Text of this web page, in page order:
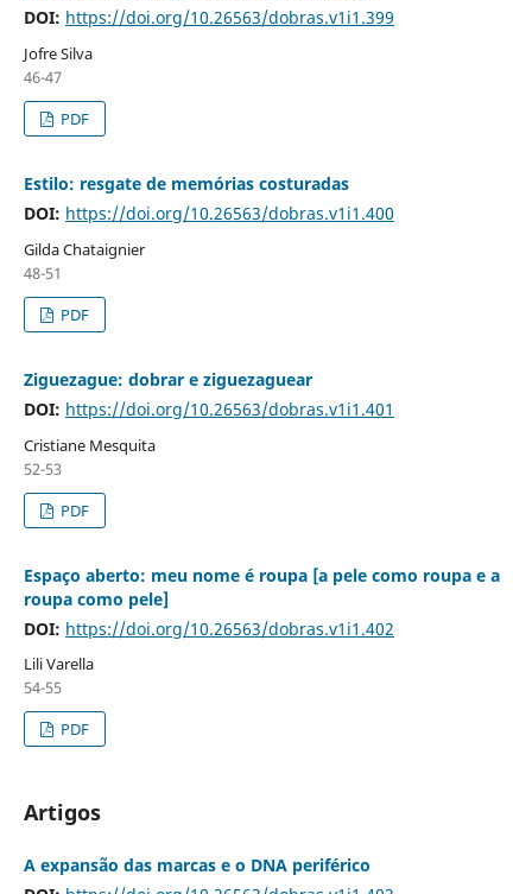
DOI: https://doi.org/10.26563/dobras.v1i1.399
Jofre Silva
46-47
PDF
Estilo: resgate de memórias costuradas
DOI: https://doi.org/10.26563/dobras.v1i1.400
Gilda Chataignier
48-51
PDF
Ziguezague: dobrar e ziguezaguear
DOI: https://doi.org/10.26563/dobras.v1i1.401
Cristiane Mesquita
52-53
PDF
Espaço aberto: meu nome é roupa [a pele como roupa e a
roupa como pele]
DOI: https://doi.org/10.26563/dobras.v1i1.402
Lili Varella
54-55
PDF
Artigos
A expansão das marcas e o DNA periférico